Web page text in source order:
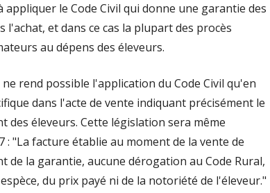
appliquer le Code Civil qui donne une garantie des
l'achat, et dans ce cas la plupart des procès
au dépens des éleveurs.
rend possible l'application du Code Civil qu'en
dans l'acte de vente indiquant précisément le
des éleveurs. Cette législation sera même
: "La facture établie au moment de la vente de
de la garantie, aucune dérogation au Code Rural,
du prix payé ni de la notoriété de l'éleveur."